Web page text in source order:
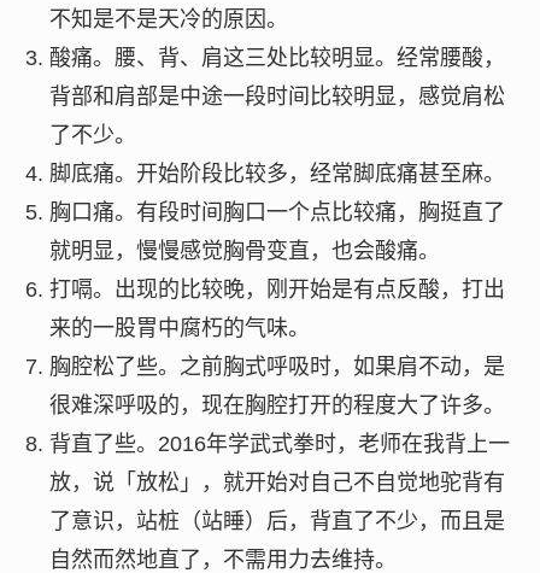
不知是不是天冷的原因。
酸痛。腰、背、肩这三处比较明显。经常腰酸，
背部和肩部是中途一段时间比较明显，感觉肩松
了不少。
脚底痛。开始阶段比较多，经常脚底痛甚至麻。
胸口痛。有段时间胸口一个点比较痛，胸挺直了
就明显，慢慢感觉胸骨变直，也会酸痛。
打嗝。出现的比较晚，刚开始是有点反酸，打出
来的一股胃中腐朽的气味。
胸腔松了些。之前胸式呼吸时，如果肩不动，是
很难深呼吸的，现在胸腔打开的程度大了许多。
背直了些。2016年学武式拳时，老师在我背上一
放，说「放松」，就开始对自己不自觉地驼背有
了意识，站桩（站睡）后，背直了不少，而且是
自然而然地直了，不需用力去维持。